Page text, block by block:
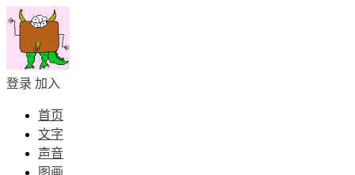
登录 加入
首页
文字
声音
图画